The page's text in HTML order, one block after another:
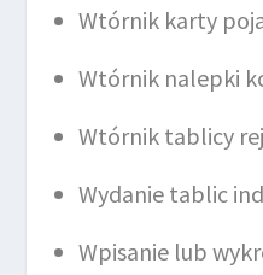
Wtórnik karty
Wtórnik nalepki
Wtórnik tablicy
Wydanie tablic
Wpisanie lub